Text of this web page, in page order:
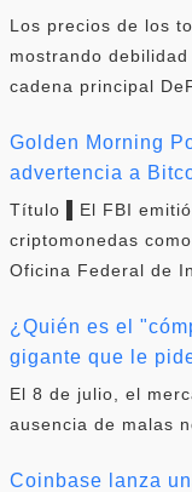
Los precios de los
mostrando
cadena principal
Golden Morning
advertencia a
Título ▌El FBI
criptomonedas
Oficina Federal de
¿Quién es el
gigante que le
El 8 de julio, el
ausencia de malas
Coinbase lanza